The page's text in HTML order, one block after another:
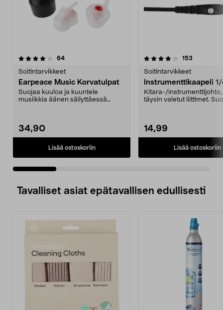
64arvostelut
Soitintarvikkeet
Earpeace Music Korvatulpat
Suojaa kuuloa ja kuuntele
musiikkia äänen säilyttäessä
34,90
Lisää ostoskoriin
4.0 viidestä
153
Soitintarvikkeet
Instrumenttikaapeli
Kitara-/instrumenttijohto,
täysin valetut liittimet.
14,99
Lisää ostoskoriin
4.5 viidestä
Tavalliset asiat epätavallisen edullisesti